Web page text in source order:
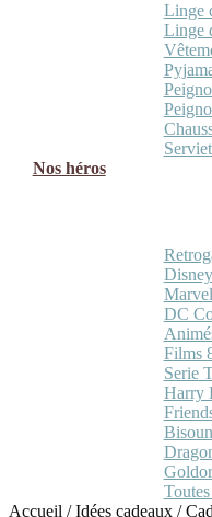
Linge
Linge
Nos héros
Disney
Marvel
DC
Films
Serie
Harry
Accueil /Idées cadeaux /